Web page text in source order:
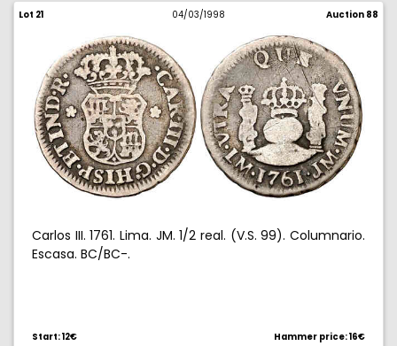
Lot 21 04/03/1998 Auction 88
Carlos III. 1761. Lima. JM. 1/2 real. (V.S. 99). Columnario.
Escasa. BC/BC-.
Start: 12€ Hammer price: 16€